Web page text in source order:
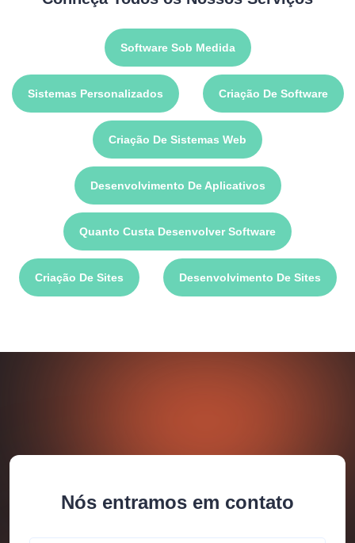
Software Sob Medida
Sistemas Personalizados Criação De Software
Criação De Sistemas Web
Desenvolvimento De Aplicativos
Quanto Custa Desenvolver Software
Criação De Sites Desenvolvimento De Sites
Nós entramos em contato